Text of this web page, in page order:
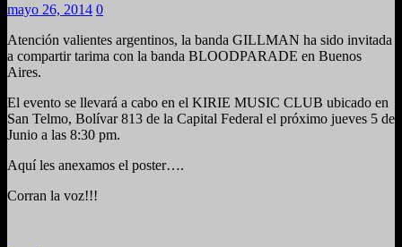
mayo 26, 2014 0
Atención valientes argentinos, la banda GILLMAN ha sido invitada
a compartir tarima con la banda BLOODPARADE en Buenos
Aires.
El evento se llevará a cabo en el KIRIE MUSIC CLUB ubicado en
San Telmo, Bolívar 813 de la Capital Federal el próximo jueves 5 de
Junio a las 8:30 pm.
Aquí les anexamos el poster….
Corran la voz!!!